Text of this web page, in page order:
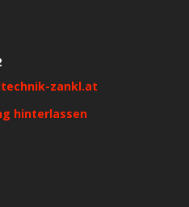
zankl.at
hinterlassen